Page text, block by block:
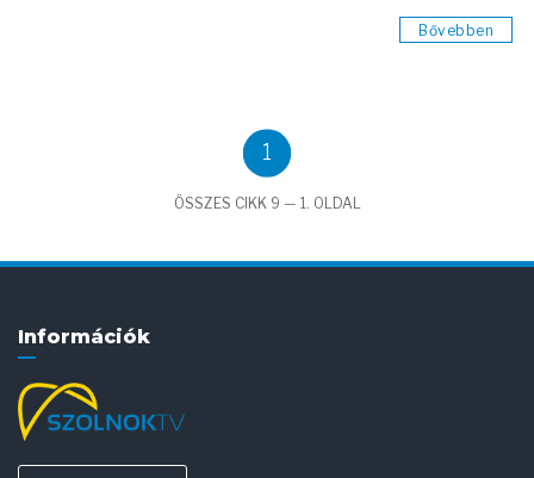
Bővebben
1
ÖSSZES CIKK 9 — 1. OLDAL
Információk